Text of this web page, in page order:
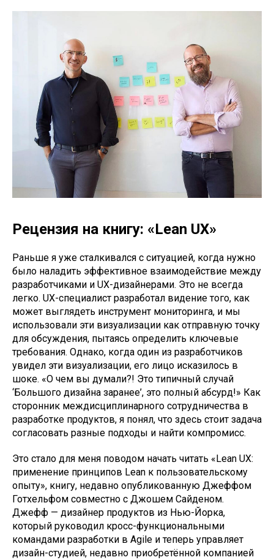
Рецензия на книгу: «Lean UX»
Раньше я уже сталкивался с ситуацией, когда нужно
было наладить эффективное взаимодействие между
разработчиками и UX-дизайнерами. Это не всегда
легко. UX-специалист разработал видение того, как
может выглядеть инструмент мониторинга, и мы
использовали эти визуализации как отправную точку
для обсуждения, пытаясь определить ключевые
требования. Однако, когда один из разработчиков
увидел эти визуализации, его лицо исказилось в
шоке. «О чем вы думали?! Это типичный случай
‘Большого дизайна заранее’, это полный абсурд!» Как
сторонник междисциплинарного сотрудничества в
разработке продуктов, я понял, что здесь стоит задача
согласовать разные подходы и найти компромисс.
Это стало для меня поводом начать читать «Lean UX:
применение принципов Lean к пользовательскому
опыту», книгу, недавно опубликованную Джеффом
Готхельфом совместно с Джошем Сайденом.
Джефф — дизайнер продуктов из Нью-Йорка,
который руководил кросс-функциональными
командами разработки в Agile и теперь управляет
дизайн-студией, недавно приобретённой компанией